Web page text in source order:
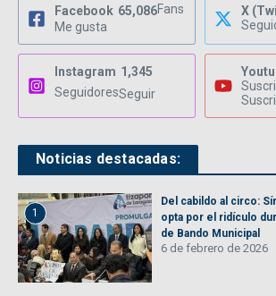
Facebook 65,086Fans
Me gusta
X
Instagram 1,345
SeguidoresSeguir
Noticias destacadas:
1
Del cabildo al circo:
opta por el ridículo
de Bando Municipal
6 de febrero de 2026